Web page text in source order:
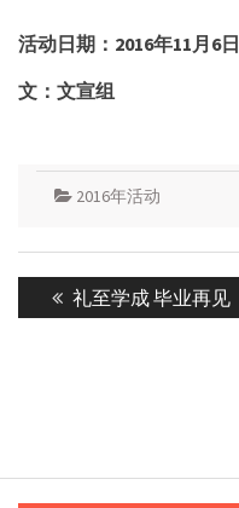
活动日期： 2016年11月 6日
文：文宣组
2016年活动
Post
navigation
Previous
post:
礼至学成 毕业再见